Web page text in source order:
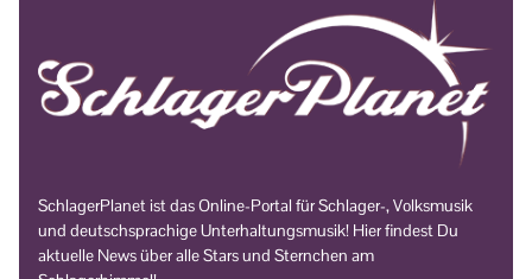
SchlagerPlanet ist das Online-Portal für Schlager-, Volksmusik
und deutschsprachige Unterhaltungsmusik! Hier findest Du
aktuelle News über alle Stars und Sternchen am